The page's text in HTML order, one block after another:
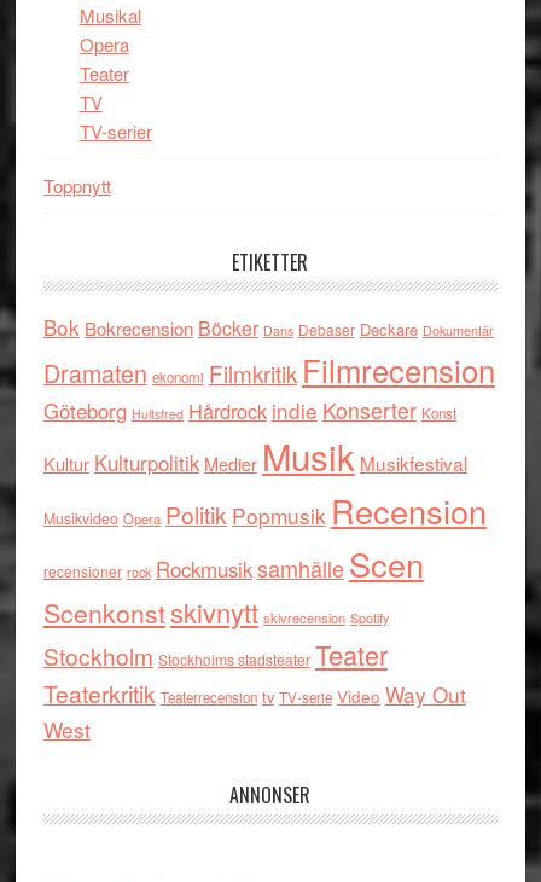
Musikal
Opera
Teater
TV
TV-serier
Toppnytt
ETIKETTER
Bok Bokrecension Böcker Dans Debaser Deckare Dokumentär
Dramaten ekonomi Filmkritik Filmrecension
Göteborg Hultsfred Hårdrock indie Konserter Konst
Kultur Kulturpolitik Medier Musik Musikfestival
Musikvideo Opera Politik Popmusik Recension
recensioner rock RockmusiksamhälleScen
Scenkonstskivnytt skivrecension Spotify
Stockholm Stockholms stadsteater Teater
Teaterkritik Teaterrecension tv TV-serie Video Way Out
West
ANNONSER